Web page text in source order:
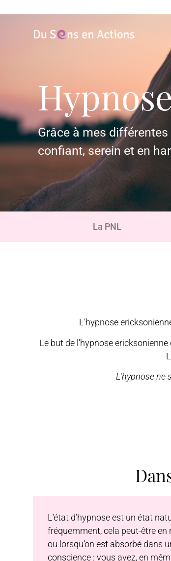
Grâce à mes
confiant, serein et en
La PNL
L’hypnose
Le but de l’hypnose
L’hypnose
L’état d’hypnose est un état
fréquemment, cela peut-être
ou lorsqu’on est absorbé dans
conscience : vous avez, en